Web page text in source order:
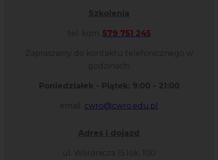
Szkolenia
tel. kom. 579 751 245
Zapraszamy do kontaktu telefonicznego w
godzinach:
Poniedziałek - Piątek: 9:00 - 21:00
email: cwro@cwro.edu.pl
Adres i dojazd
ul. Woronicza 15 lok. 100